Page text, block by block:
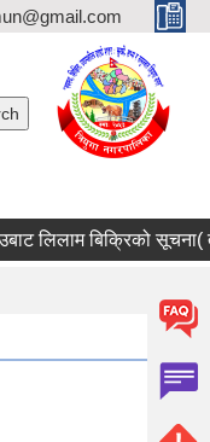
लिलाम बिक्रिको सूचना(